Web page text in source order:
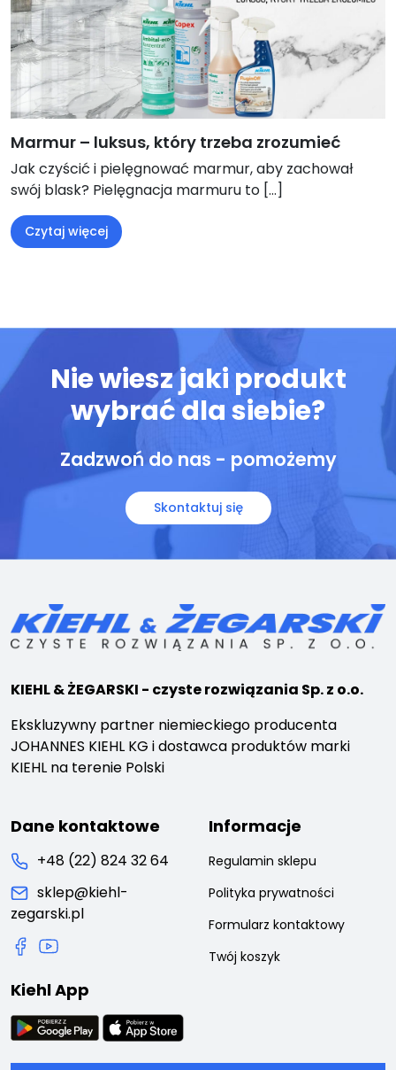
Marmur – luksus, który trzeba zrozumieć
Jak czyścić i pielęgnować marmur, aby zachował
swój blask? Pielęgnacja marmuru to […]
Czytaj więcej
Nie wiesz jaki produkt
wybrać dla siebie?
Zadzwoń do nas - pomożemy
Skontaktuj się
KIEHL & ŻEGARSKI - czyste rozwiązania Sp. z o.o.
Ekskluzywny partner niemieckiego producenta
JOHANNES KIEHL KG i dostawca produktów marki
KIEHL na terenie Polski
Dane kontaktowe
+48 (22) 824 32 64
sklep@kiehl-
zegarski.pl
Kiehl App
Informacje
Regulamin sklepu
Polityka prywatności
Formularz kontaktowy
Twój koszyk